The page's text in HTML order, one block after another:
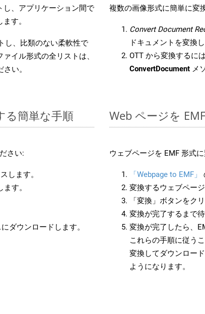
、アプリケーション間で
す。
し、比類のない柔軟性で
イル形式の全リストは、
い。
複数の画像形式に簡単に変
Convert Document
ドキュメントを変換
OTT から変換するに
ConvertDocument メ
る簡単な手順
さい:
します。
す。
ダウンロードします。
Web ページを
ウェブページを EMF 形式
「Webpage to EMF」
変換するウェブペー
「変換」ボタンをク
変換が完了するまで待
変換が完了したら、
これらの手順に従う
変換してダウンロー
ようになります。